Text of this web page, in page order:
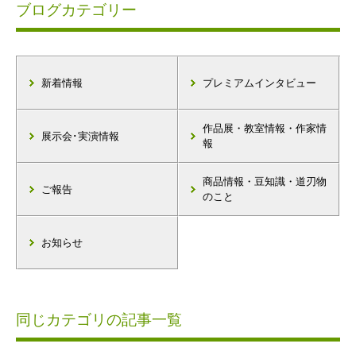
ブログカテゴリー
新着情報 プレミアムインタビュー
展示会･実演情報
作品展・教室情報・作家情
報
ご報告
商品情報・豆知識・道刃物
のこと
お知らせ
同じカテゴリの記事一覧